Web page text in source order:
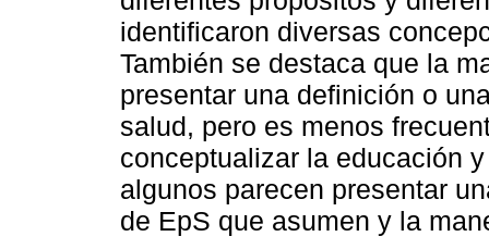
identificaron diversas
También se destaca que la
presentar una definición o
salud, pero es menos
conceptualizar la educación
algunos parecen presentar
de EpS que asumen y la